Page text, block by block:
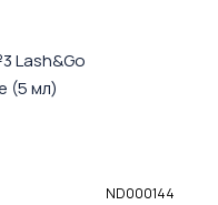
Lash&Go
(5 мл)
ND000144